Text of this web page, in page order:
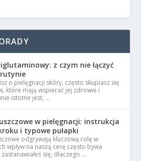
z czym nie łączyć
o pielęgnacji skóry, często skupiasz się
które mają wspierać jej zdrowie i
istotne jest, …
w pielęgnacji: instrukcja
i typowe pułapki
odgrywają kluczową rolę w
wpływ na naszą cerę często bywa
się, dlaczego …